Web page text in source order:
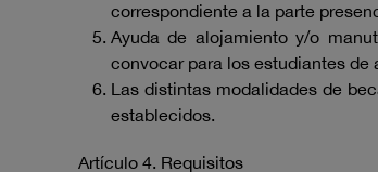
correspondiente a la parte
Ayuda de alojamiento y/o
convocar para los estudiantes de
Las distintas modalidades de
establecidos.
Artículo 4. Requisitos